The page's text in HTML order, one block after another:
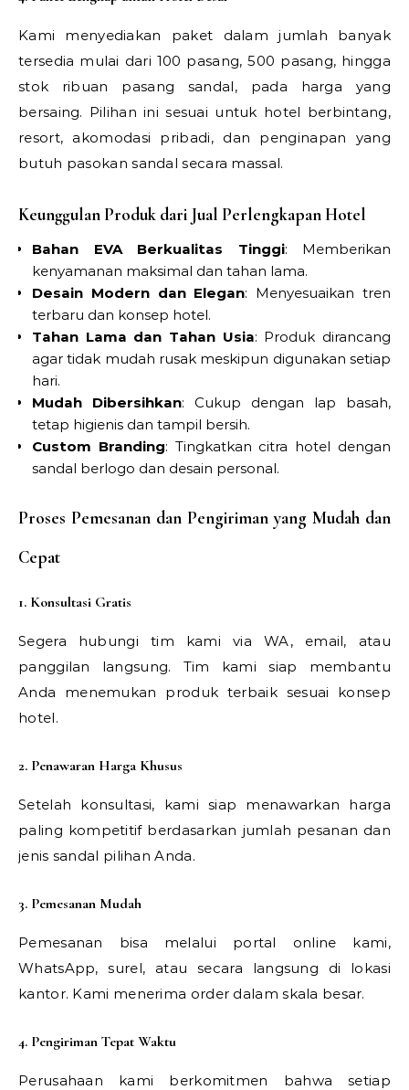
Kami menyediakan paket dalam jumlah banyak
tersedia mulai dari 100 pasang, 500 pasang, hingga
stok ribuan pasang sandal, pada harga yang
bersaing. Pilihan ini sesuai untuk hotel berbintang,
resort, akomodasi pribadi, dan penginapan yang
butuh pasokan sandal secara massal.
Keunggulan Produk dari Jual Perlengkapan Hotel
Bahan EVA Berkualitas Tinggi: Memberikan
kenyamanan maksimal dan tahan lama.
Desain Modern dan Elegan: Menyesuaikan tren
terbaru dan konsep hotel.
Tahan Lama dan Tahan Usia: Produk dirancang
agar tidak mudah rusak meskipun digunakan setiap
hari.
Mudah Dibersihkan: Cukup dengan lap basah,
tetap higienis dan tampil bersih.
Custom Branding: Tingkatkan citra hotel dengan
sandal berlogo dan desain personal.
Proses Pemesanan dan Pengiriman yang Mudah dan
Cepat
1. Konsultasi Gratis
Segera hubungi tim kami via WA, email, atau
panggilan langsung. Tim kami siap membantu
Anda menemukan produk terbaik sesuai konsep
hotel.
2. Penawaran Harga Khusus
Setelah konsultasi, kami siap menawarkan harga
paling kompetitif berdasarkan jumlah pesanan dan
jenis sandal pilihan Anda.
3. Pemesanan Mudah
Pemesanan bisa melalui portal online kami,
WhatsApp, surel, atau secara langsung di lokasi
kantor. Kami menerima order dalam skala besar.
4. Pengiriman Tepat Waktu
Perusahaan kami berkomitmen bahwa setiap